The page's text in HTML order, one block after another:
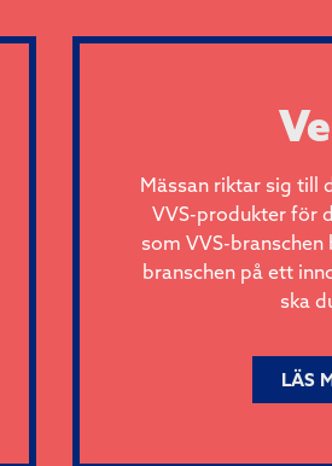
Mässan riktar sig till
VVS-produkter för
som VVS-
branschen på ett
ska
LÄS